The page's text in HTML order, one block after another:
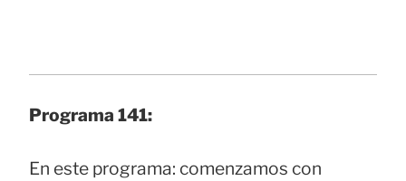
Programa 141:
En este programa: comenzamos con